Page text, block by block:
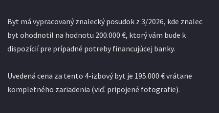
Byt má vypracovaný znalecký posudok z 3/2026, kde znalec
byt ohodnotil na hodnotu 200.000 €, ktorý vám bude k
dispozícií pre prípadné potreby financujúcej banky.
Uvedená cena za tento 4-izbový byt je 195.000 € vrátane
kompletného zariadenia (viď. pripojené fotografie).